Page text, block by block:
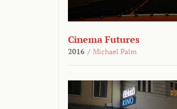
Cinema Futures
2016 / Michael Palm